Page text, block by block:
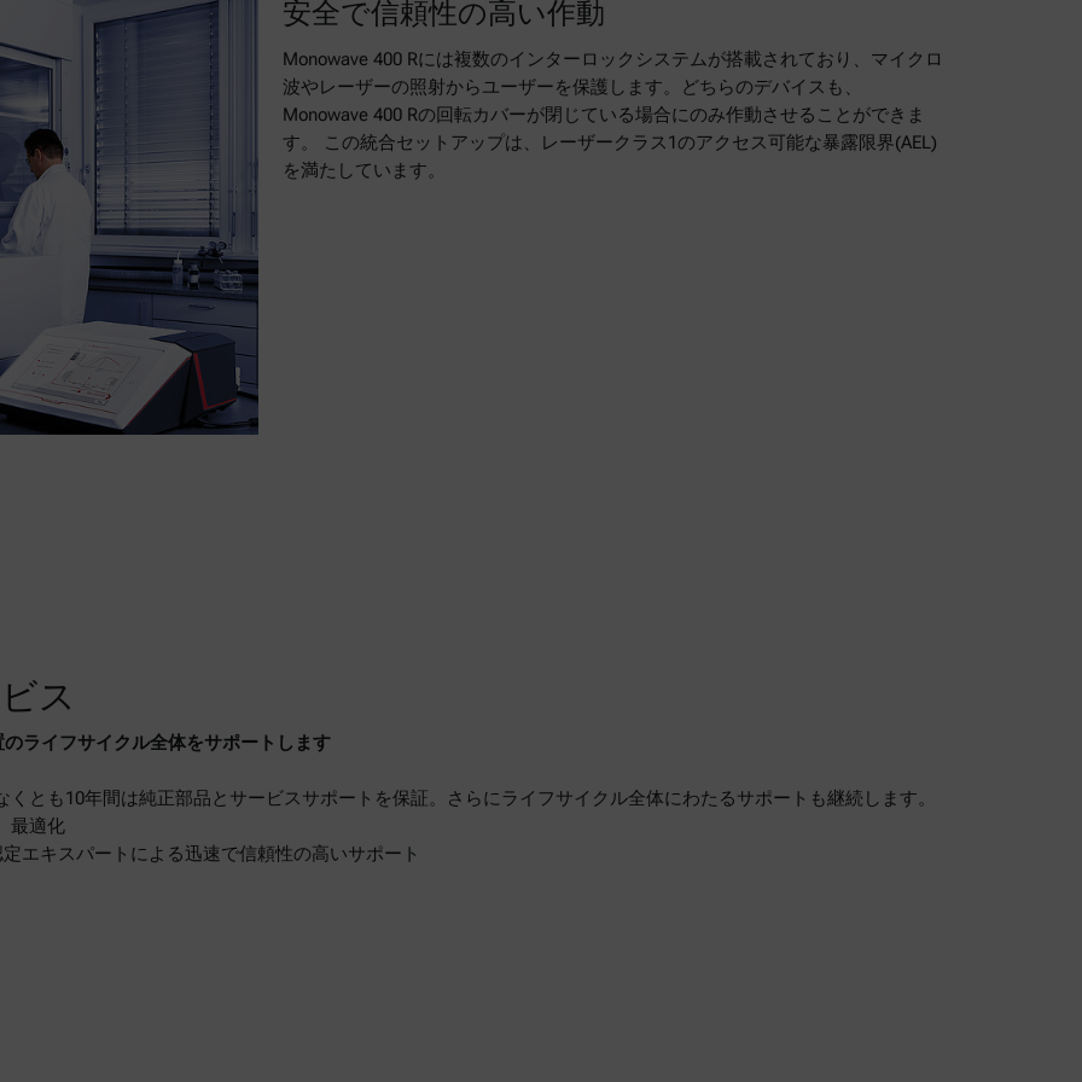
安全で信頼性の高い作動
Monowave 400 Rには複数のインターロックシステムが搭載されており、マイクロ
波やレーザーの照射からユーザーを保護します。どちらのデバイスも、
Monowave 400 Rの回転カバーが閉じている場合にのみ作動させることができま
す。 この統合セットアップは、レーザークラス1のアクセス可能な暴露限界(AEL)
を満たしています。
ス
ライフサイクル全体をサポートします
くとも10年間は純正部品とサービスサポートを保証。さらにライフサイクル全体にわたるサポートも継続します。
最適化
エキスパートによる迅速で信頼性の高いサポート